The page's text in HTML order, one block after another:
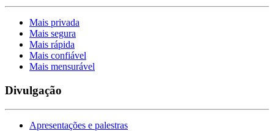
Mais privada
Mais segura
Mais rápida
Mais confiável
Mais mensurável
Divulgação
Apresentações e palestras